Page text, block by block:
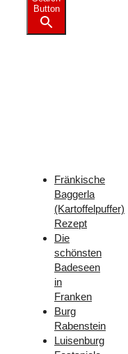
Button
Fränkische
Baggerla
(Kartoffelpuffer)
Rezept
Die
schönsten
Badeseen
in
Franken
Burg
Rabenstein
Luisenburg